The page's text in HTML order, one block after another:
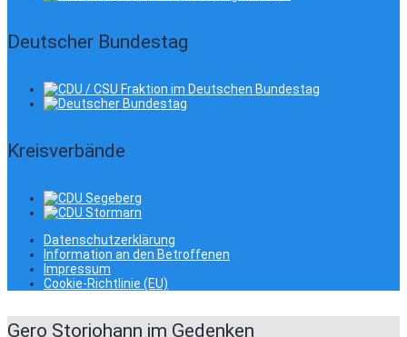
Deutscher Bundestag
Kreisverbände
Datenschutzerklärung
Information an den Betroffenen
Impressum
Cookie-Richtlinie (EU)
Gero Storjohann im Gedenken